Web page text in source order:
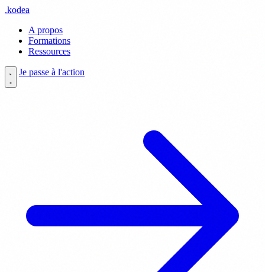
.kodea
A propos
Formations
Ressources
Je passe à l'action